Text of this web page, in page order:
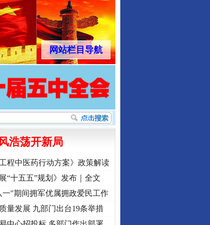
网站栏目导航
浩荡开新局
程中医药行动方案》政策解读
“十五五”规划》发布｜全文
"期间拥军优属拥政爱民工作
量发展 九部门出台19条举措